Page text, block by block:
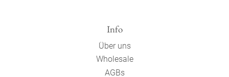
Info
Über uns
Wholesale
AGBs